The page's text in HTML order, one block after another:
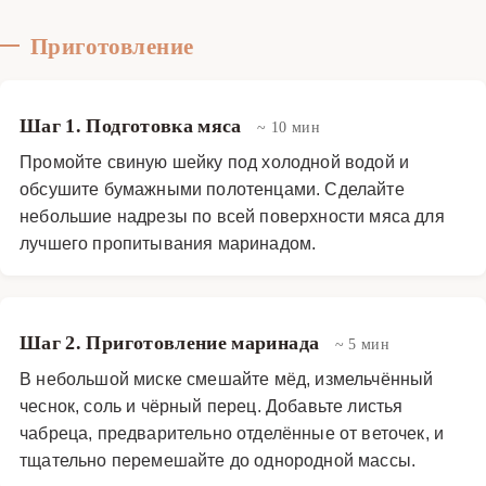
блюдо станет настоящим украшением вашего стола и
или свежим хлебом. Также она отлично сочетается с
красным вином или пивом. Попробуйте приготовить
буженину по нашему рецепту, и вы убедитесь, что это
одно из самых вкусных и ароматных блюд, которые
можно сделать дома.
Приготовление
Шаг 1. Подготовка мяса ~ 10 мин
Промойте свиную шейку под холодной водой и
обсушите бумажными полотенцами. Сделайте
небольшие надрезы по всей поверхности мяса для
лучшего пропитывания маринадом.
Шаг 2. Приготовление маринада ~ 5 мин
В небольшой миске смешайте мёд, измельчённый
чеснок, соль и чёрный перец. Добавьте листья
чабреца, предварительно отделённые от веточек, и
тщательно перемешайте до однородной массы.